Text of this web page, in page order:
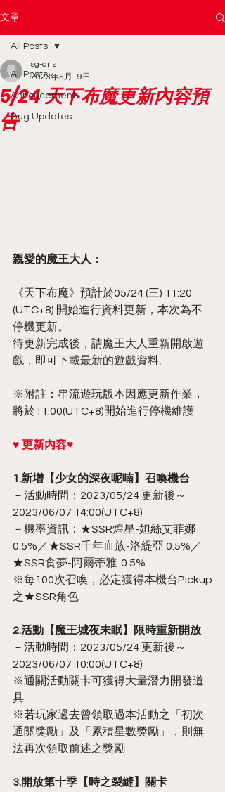
文章
All Posts
Annoucement
Bug Updates
All Posts
5/24 天下布魔更新內容預
告
sg-arts
2023年5月19日
親愛的魔王大人：
《天下布魔》預計於05/24 (三) 11:20
(UTC+8) 開始進行資料更新，本次為不
停機更新。
待更新完成後，請魔王大人重新開啟遊
戲，即可下載最新的遊戲資料。
※附註：串流遊玩版本因應更新作業，
將於11:00(UTC+8)開始進行停機維護
♥ 更新內容♥
1.新增【少女的深夜呢喃】召喚機台
－活動時間：2023/05/24 更新後～
2023/06/07 14:00(UTC+8)
－機率資訊：★SSR煌星-妲絲艾菲娜
0.5%／★SSR千年血族-洛緹亞 0.5%／
★SSR食夢-阿爾蒂雅  0.5%
※每100次召喚，必定獲得本機台Pickup
之★SSR角色
2.活動【魔王城夜未眠】限時重新開放
－活動時間：2023/05/24 更新後～
2023/06/07 10:00(UTC+8)
※通關活動關卡可獲得大量潛力開發道
具
※若玩家過去曾領取過本活動之「初次
通關獎勵」及「累積星數獎勵」，則無
法再次領取前述之獎勵
3.開放第十季【時之裂縫】關卡